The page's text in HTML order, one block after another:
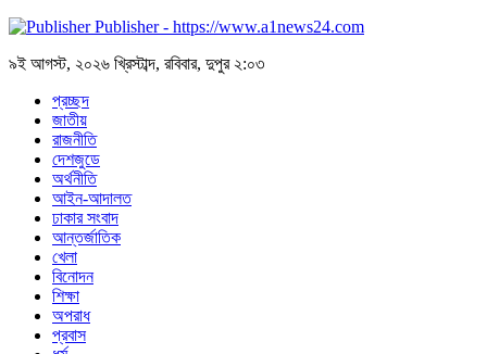
Publisher - https://www.a1news24.com
৯ই আগস্ট, ২০২৬ খ্রিস্টাব্দ, রবিবার, দুপুর ২:০৩
প্রচ্ছদ
জাতীয়
রাজনীতি
দেশজুডে
অর্থনীতি
আইন-আদালত
ঢাকার সংবাদ
আন্তর্জাতিক
খেলা
বিনোদন
শিক্ষা
অপরাধ
প্রবাস